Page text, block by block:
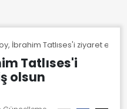
İbrahim Tatlıses'i ziyaret etti:
Tatlıses'i
olsun